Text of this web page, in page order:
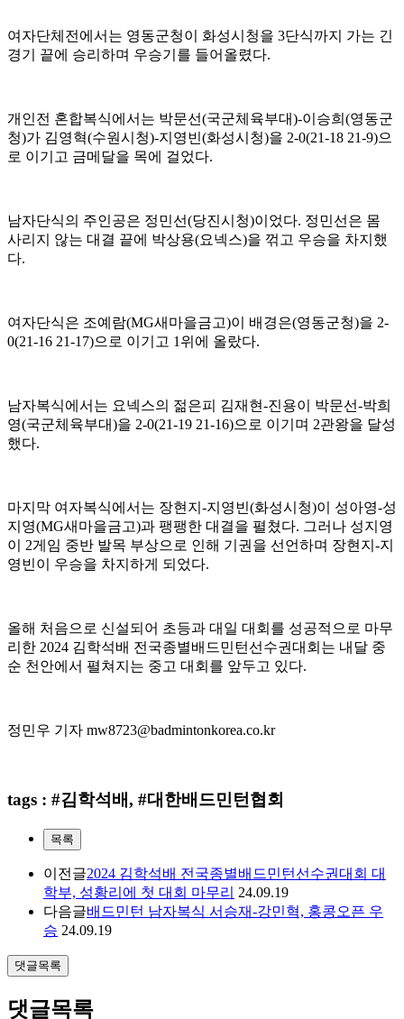
여자단체전에서는 영동군청이 화성시청을 3단식까지 가는 긴
경기 끝에 승리하며 우승기를 들어올렸다.
개인전 혼합복식에서는 박문선(국군체육부대)-이승희 (영동군
청)가 김영혁(수원시청)-지영빈(화성시청)을 2-0(21-18 21-9)으
로 이기고 금메달을 목에 걸었다.
남자단식의 주인공은 정민선(당진시청)이었다. 정민선은 몸
사리지 않는 대결 끝에 박상용(요넥스)을 꺾고 우승을 차지했
다.
여자단식은 조예람(MG새마을금고)이 배경은(영동군청)을 2-
0(21-16 21-17)으로 이기고 1위에 올랐다.
남자복식에서는 요넥스의 젊은피 김재현-진용이 박문선-박희
영(국군체육부대)을 2-0(21-19 21-16)으로 이기며 2관왕을 달성
했다.
마지막 여자복식에서는 장현지 -지영빈(화성시청)이 성아영-성
지영(MG새마을금고)과 팽팽한 대결을 펼쳤다. 그러나 성지영
이 2게임 중반 발목 부상으로 인해 기권을 선언하며 장현지 -지
영빈이 우승을 차지하게 되었다.
올해 처음으로 신설되어 초등과 대일 대회를 성공적으로 마무
리한 2024 김학석배 전국종별배드민턴선수권대회는 내달 중
순 천안에서 펼쳐지는 중고 대회를 앞두고 있다.
정민우 기자 mw8723@badmintonkorea.co.kr
tags : #김학석배, #대한배드민턴협회
목록
이전글2024 김학석배 전국종별배드민턴선수권대회 대
학부, 성황리에 첫 대회 마무리 24.09.19
다음글배드민턴 남자복식 서승재-강민혁, 홍콩오픈 우
승 24.09.19
댓글목록
댓글목록